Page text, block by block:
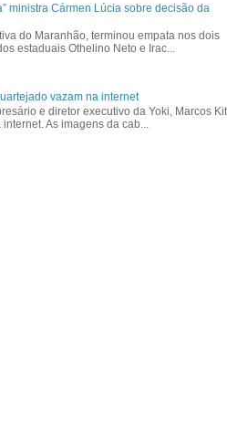
ministra Cármen Lúcia sobre decisão da
do Maranhão, terminou empata nos dois
estaduais Othelino Neto e Irac...
vazam na internet
e diretor executivo da Yoki, Marcos
As imagens da cab...